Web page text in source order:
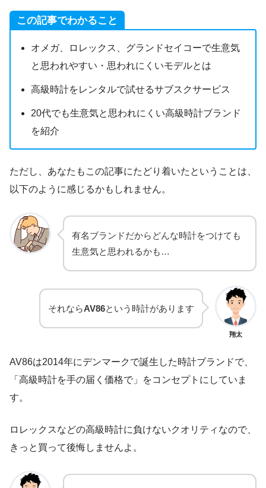
この記事でわかること
オメガ、ロレックス、グランドセイコーで生意気
と思われやすい・思われにくいモデルとは
高級時計をレンタルで試せるサブスクサービス
20代でも生意気と思われにくい高級時計ブランド
を紹介
ただし、あなたもこの記事にたどり着いたということは、
以下のように感じるかもしれません。
有名ブランドだからどんな時計をつけても
生意気と思われるかも…
翔太
それならAV86という時計があります
AV86は2014年にデンマークで誕生した時計ブランドで、
「高級時計を手の届く価格で」をコンセプトにしていま
す。
ロレックスなどの高級時計に負けないクオリティなので、
きっと買って後悔しませんよ。